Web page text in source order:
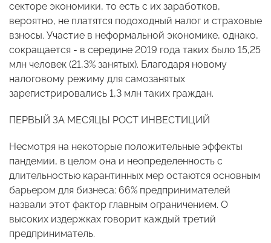
секторе экономики, то есть с их заработков,
вероятно, не платятся подоходный налог и страховые
взносы. Участие в неформальной экономике, однако,
сокращается - в середине 2019 года таких было 15,25
млн человек (21,3% занятых). Благодаря новому
налоговому режиму для самозанятых
зарегистрировались 1,3 млн таких граждан.
ПЕРВЫЙ ЗА МЕСЯЦЫ РОСТ ИНВЕСТИЦИЙ
Несмотря на некоторые положительные эффекты
пандемии, в целом она и неопределенность с
длительностью карантинных мер остаются основным
барьером для бизнеса: 66% предпринимателей
назвали этот фактор главным ограничением. О
высоких издержках говорит каждый третий
предприниматель.